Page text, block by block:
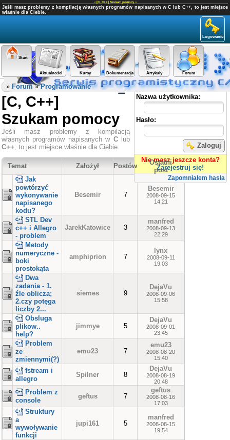
« [C, C++] Szukam pomocy»
Jeśli masz problemy z kompilacją własnych programów napisanych w C lub C++, to jest miejsce
właśnie dla Ciebie.
Logowanie
Start
Aktualności Kursy Dokumentacja Artykuły Forum
Panel użytkownika
Nazwa użytkownika:
Hasło:
Zaloguj
Nie masz jeszcze konta?
Zarejestruj się!
Zapomniałem hasła
» Forum»Programowanie
[C, C++]
Szukam pomocy
Jeśli masz problemy z kompilacją
własnych programów napisanych w Club
C++, to jest miejsce właśnie dla Ciebie.
Temat Założył Postów
Ostatni
post
Jak
powtórzyć
wykonywanie
napisanego
kodu?
Besemir 7
Besemir
2008-09-15
14:21
STL Dev
c++ i Allegro
- problem
JarekKatowice 3
manfred
2008-09-13
22:29
Metody
numeryczne -
boki
prostokąta
amphiprion 7
lynx
2008-09-11
19:03
Dwa
zadania - 1.
źle oblicza;
2.czy potęga
liczby 2...
siemes 9
DejaVu
2008-09-06
15:58
Obsluga
plikow..
help?
jimmye 5
DejaVu
2008-09-01
23:45
Problem
ze
zmiennymi(?)
emu23 7
emu23
2008-08-20
15:40
fstream i
allegro
Spilner 8
DejaVu
2008-08-19
20:48
Problem z
console
geftus 7
geftus
2008-08-16
17:03
Struktury
a
wywoływanie
funkcji
jupi161 5
manfred
2008-08-15
19:54